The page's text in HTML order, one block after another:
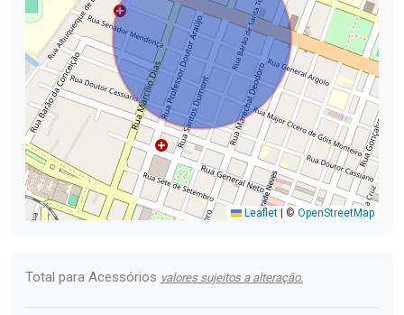
Leaflet © OpenStreetMap
Total para Acessórios valores sujeitos a alteração.